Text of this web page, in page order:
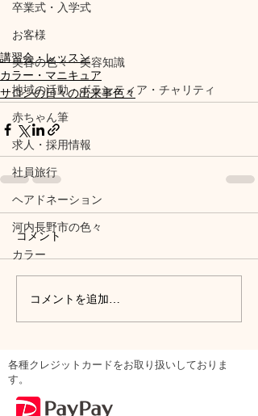
卒業式・入学式
お客様
美容の色々・美容知識
地域の活動・ボランティア・チャリティ
赤ちゃん筆
求人・採用情報
社員旅行
ヘアドネーション
河内長野市の色々
カラー
講習会・レッスン
カラー・マニキュア
サロンの日々の出来事色々
コメント
コメントを追加…
各種クレジットカードをお取り扱いしておりま
す。